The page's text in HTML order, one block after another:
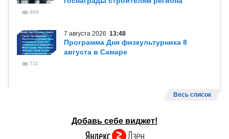
869
7 августа 2026 13:48
Программа Дня физкультурника 8
августа в Самаре
711
Весь список
Добавь себе виджет!